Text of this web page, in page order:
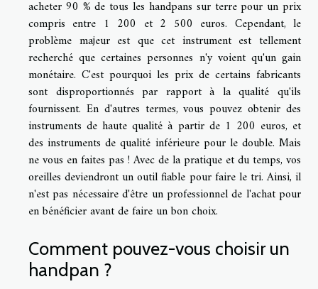
acheter 90 % de tous les handpans sur terre pour un prix
compris entre 1 200 et 2 500 euros. Cependant, le
problème majeur est que cet instrument est tellement
recherché que certaines personnes n'y voient qu'un gain
monétaire. C'est pourquoi les prix de certains fabricants
sont disproportionnés par rapport à la qualité qu'ils
fournissent. En d'autres termes, vous pouvez obtenir des
instruments de haute qualité à partir de 1 200 euros, et
des instruments de qualité inférieure pour le double. Mais
ne vous en faites pas ! Avec de la pratique et du temps, vos
oreilles deviendront un outil fiable pour faire le tri. Ainsi, il
n'est pas nécessaire d'être un professionnel de l'achat pour
en bénéficier avant de faire un bon choix.
Comment pouvez-vous choisir un
handpan ?